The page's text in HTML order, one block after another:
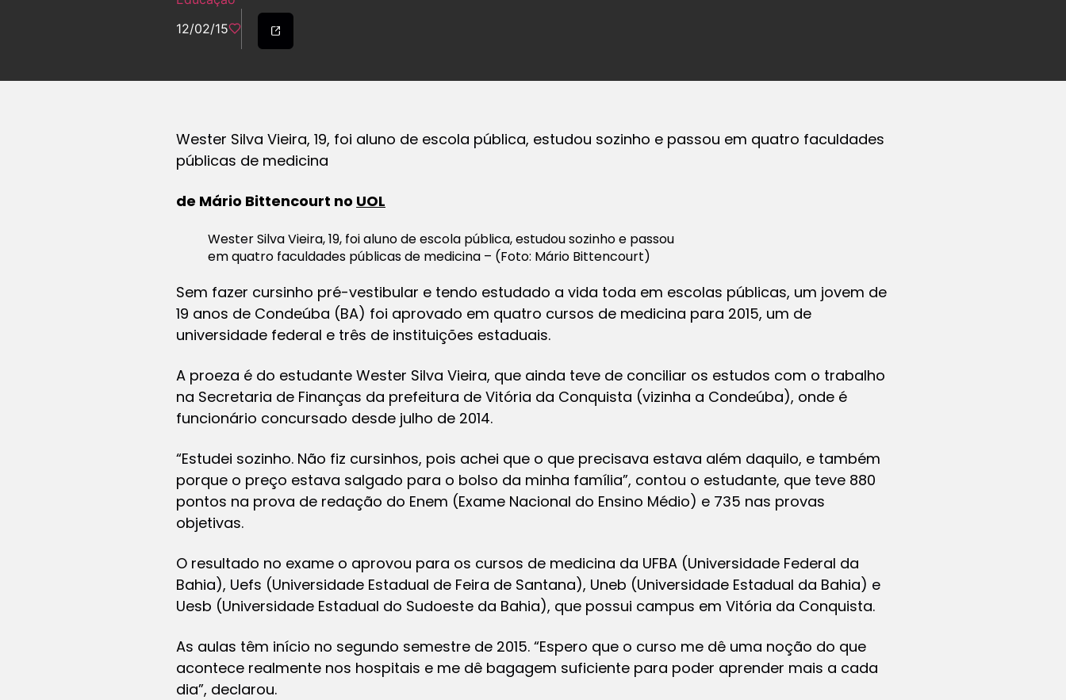
12/02/15
Wester Silva Vieira, 19, foi aluno de escola pública, estudou sozinho e passou em quatro faculdades
públicas de medicina
de Mário Bittencourt no UOL
Wester Silva Vieira, 19, foi aluno de escola pública, estudou sozinho e passou
em quatro faculdades públicas de medicina – (Foto: Mário Bittencourt)
Sem fazer cursinho pré-vestibular e tendo estudado a vida toda em escolas públicas, um jovem de
19 anos de Condeúba (BA) foi aprovado em quatro cursos de medicina para 2015, um de
universidade federal e três de instituições estaduais.
A proeza é do estudante Wester Silva Vieira, que ainda teve de conciliar os estudos com o trabalho
na Secretaria de Finanças da prefeitura de Vitória da Conquista (vizinha a Condeúba), onde é
funcionário concursado desde julho de 2014.
“Estudei sozinho. Não fiz cursinhos, pois achei que o que precisava estava além daquilo, e também
porque o preço estava salgado para o bolso da minha família”, contou o estudante, que teve 880
pontos na prova de redação do Enem (Exame Nacional do Ensino Médio) e 735 nas provas
objetivas.
O resultado no exame o aprovou para os cursos de medicina da UFBA (Universidade Federal da
Bahia), Uefs (Universidade Estadual de Feira de Santana), Uneb (Universidade Estadual da Bahia) e
Uesb (Universidade Estadual do Sudoeste da Bahia), que possui campus em Vitória da Conquista.
As aulas têm início no segundo semestre de 2015. “Espero que o curso me dê uma noção do que
acontece realmente nos hospitais e me dê bagagem suficiente para poder aprender mais a cada
dia”, declarou.